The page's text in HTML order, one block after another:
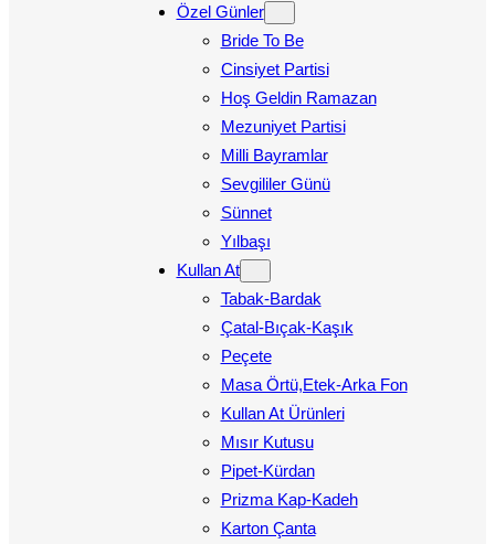
Özel Günler
Bride To Be
Cinsiyet Partisi
Hoş Geldin Ramazan
Mezuniyet Partisi
Milli Bayramlar
Sevgililer Günü
Sünnet
Yılbaşı
Kullan At
Tabak-Bardak
Çatal-Bıçak-Kaşık
Peçete
Masa Örtü,Etek-Arka Fon
Kullan At Ürünleri
Mısır Kutusu
Pipet-Kürdan
Prizma Kap-Kadeh
Karton Çanta